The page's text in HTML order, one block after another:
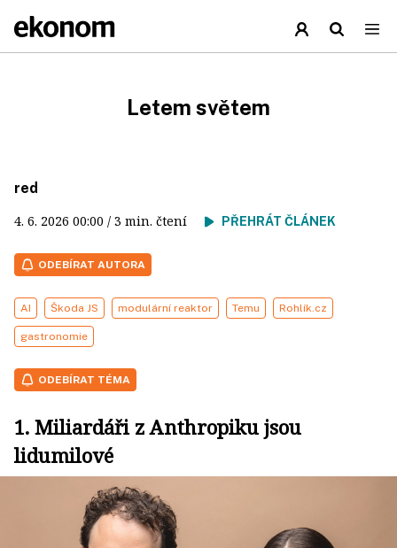
Letem světem
red
4. 6. 2026 00:00 / 3 min. čtení PŘEHRÁT ČLÁNEK
ODEBÍRAT AUTORA
AI Škoda JS modulární reaktor Temu Rohlík.cz
gastronomie
ODEBÍRAT TÉMA
1. Miliardáři z Anthropiku jsou
lidumilové